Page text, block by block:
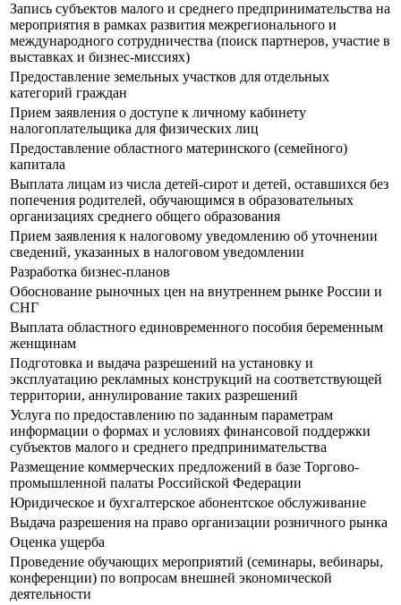
Запись субъектов малого и среднего предпринимательства на
мероприятия в рамках развития межрегионального и
международного сотрудничества (поиск партнеров, участие в
выставках и бизнес-миссиях)
Предоставление земельных участков для отдельных
категорий граждан
Прием заявления о доступе к личному кабинету
налогоплательщика для физических лиц
Предоставление областного материнского (семейного)
капитала
Выплата лицам из числа детей-сирот и детей, оставшихся без
попечения родителей, обучающимся в образовательных
организациях среднего общего образования
Прием заявления к налоговому уведомлению об уточнении
сведений, указанных в налоговом уведомлении
Разработка бизнес-планов
Обоснование рыночных цен на внутреннем рынке России и
СНГ
Выплата областного единовременного пособия беременным
женщинам
Подготовка и выдача разрешений на установку и
эксплуатацию рекламных конструкций на соответствующей
территории, аннулирование таких разрешений
Услуга по предоставлению по заданным параметрам
информации о формах и условиях финансовой поддержки
субъектов малого и среднего предпринимательства
Размещение коммерческих предложений в базе Торгово-
промышленной палаты Российской Федерации
Юридическое и бухгалтерское абонентское обслуживание
Выдача разрешения на право организации розничного рынка
Оценка ущерба
Проведение обучающих мероприятий (семинары, вебинары,
конференции) по вопросам внешней экономической
деятельности